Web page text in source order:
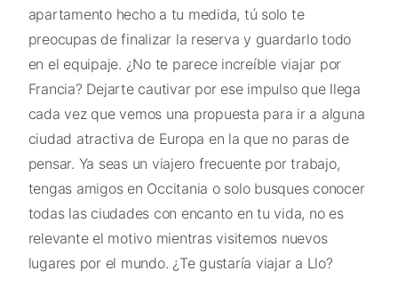
apartamento hecho a tu medida, tú solo te
preocupas de finalizar la reserva y guardarlo todo
en el equipaje. ¿No te parece increíble viajar por
Francia? Dejarte cautivar por ese impulso que llega
cada vez que vemos una propuesta para ir a alguna
ciudad atractiva de Europa en la que no paras de
pensar. Ya seas un viajero frecuente por trabajo,
tengas amigos en Occitania o solo busques conocer
todas las ciudades con encanto en tu vida, no es
relevante el motivo mientras visitemos nuevos
lugares por el mundo. ¿Te gustaría viajar a Llo?